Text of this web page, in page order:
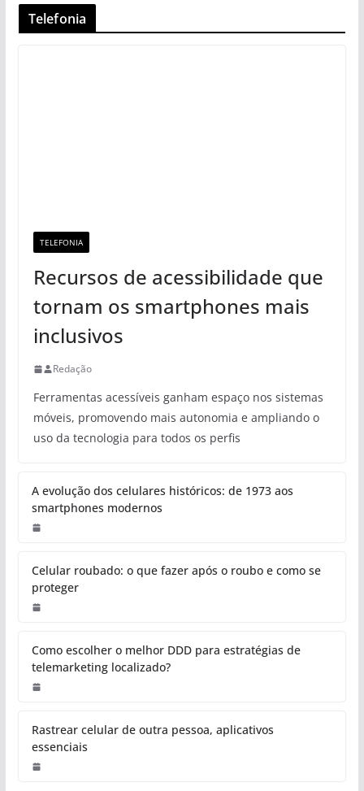
Telefonia
TELEFONIA
Recursos de acessibilidade que
tornam os smartphones mais
inclusivos
Redação
Ferramentas acessíveis ganham espaço nos sistemas
móveis, promovendo mais autonomia e ampliando o
uso da tecnologia para todos os perfis
A evolução dos celulares históricos: de 1973 aos
smartphones modernos
Celular roubado: o que fazer após o roubo e como se
proteger
Como escolher o melhor DDD para estratégias de
telemarketing localizado?
Rastrear celular de outra pessoa, aplicativos
essenciais